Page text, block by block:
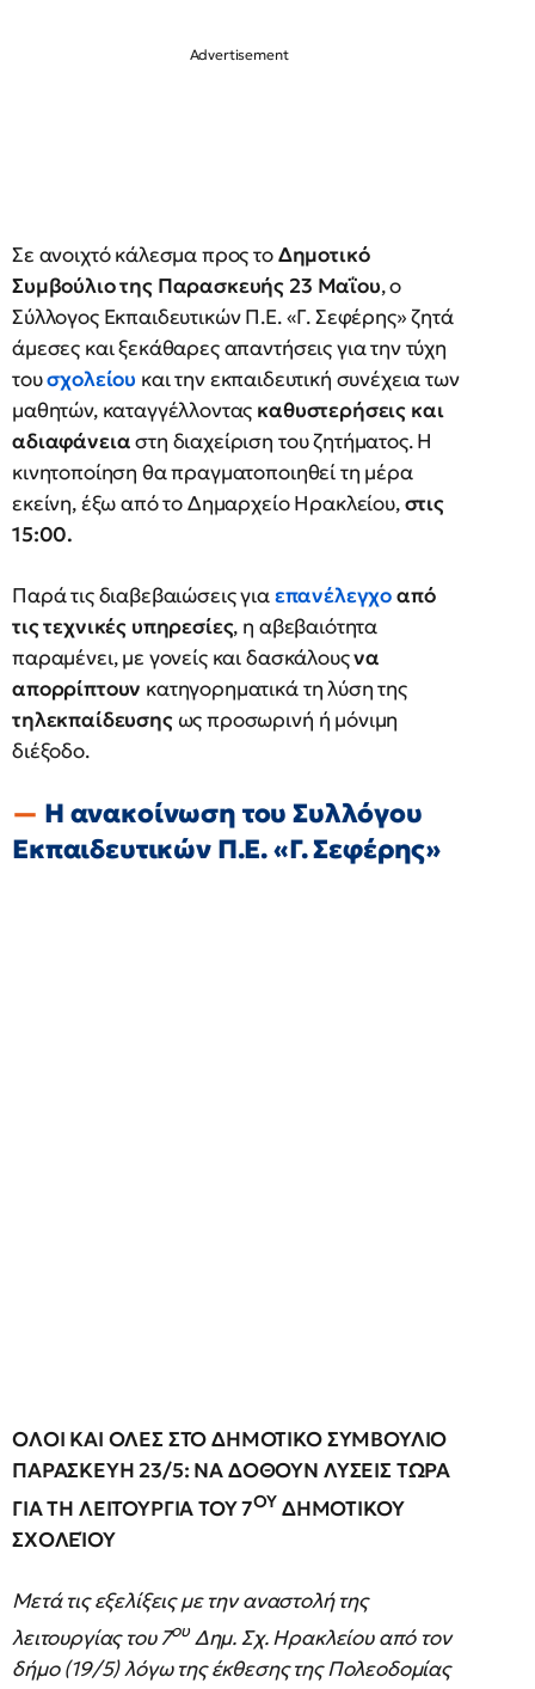
Σε ανοιχτό κάλεσμα προς τοΔημοτικό
Συμβούλιο της Παρασκευής 23 Μαΐου, ο
Σύλλογος Εκπαιδευτικών Π.Ε. «Γ. Σεφέρης» ζητά
άμεσες και ξεκάθαρες απαντήσεις για την τύχη
τουσχολείου και την εκπαιδευτική συνέχεια των
μαθητών, καταγγέλλοντας καθυστερήσεις και
αδιαφάνειαστη διαχείριση του ζητήματος. Η
κινητοποίηση θα πραγματοποιηθεί τη μέρα
εκείνη, έξω από το Δημαρχείο Ηρακλείου,στις
15:00.
Παρά τις διαβεβαιώσεις γιαεπανέλεγχοαπό
τις τεχνικές υπηρεσίες, η αβεβαιότητα
παραμένει, με γονείς και δασκάλουςνα
απορρίπτουν κατηγορηματικά τη λύση της
τηλεκπαίδευσηςως προσωρινή ή μόνιμη
διέξοδο.
Η ανακοίνωση του Συλλόγου
Εκπαιδευτικών Π.Ε. «Γ. Σεφέρης»
ΟΛΟΙ ΚΑΙ ΟΛΕΣ ΣΤΟ ΔΗΜΟΤΙΚΟ ΣΥΜΒΟΥΛΙΟ
ΠΑΡΑΣΚΕΥΗ 23/5: ΝΑ ΔΟΘΟΥΝ ΛΥΣΕΙΣ ΤΩΡΑ
ΓΙΑ ΤΗ ΛΕΙΤΟΥΡΓΙΑ ΤΟΥ 7ΟΥ ΔΗΜΟΤΙΚΟΥ
ΣΧΟΛΕΊΟΥ
Μετά τις εξελίξεις με την αναστολή της
λειτουργίας του 7ουΔημ. Σχ. Ηρακλείου από τον
δήμο (19/5) λόγω της έκθεσης της Πολεοδομίας